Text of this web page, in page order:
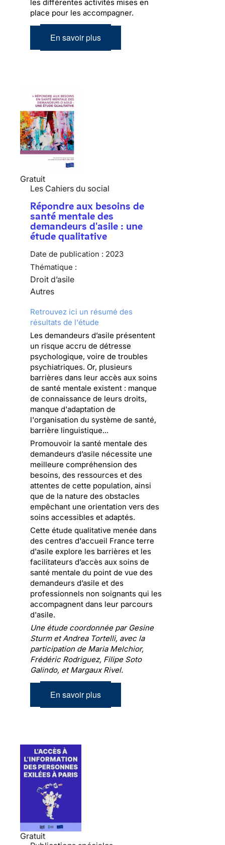
les différentes activités mises en
place pour les accompagner.
En savoir plus
Gratuit
Les Cahiers du social
Répondre aux besoins de
santé mentale des
demandeurs d'asile : une
étude qualitative
Date de publication : 2023
Thématique :
Droit d’asile
Autres
Retrouvez ici un résumé des
résultats de l'étude
Les demandeurs d’asile présentent
un risque accru de détresse
psychologique, voire de troubles
psychiatriques. Or, plusieurs
barrières dans leur accès aux soins
de santé mentale existent : manque
de connaissance de leurs droits,
manque d'adaptation de
l'organisation du système de santé,
barrière linguistique...
Promouvoir la santé mentale des
demandeurs d’asile nécessite une
meilleure compréhension des
besoins, des ressources et des
attentes de cette population, ainsi
que de la nature des obstacles
empêchant une orientation vers des
soins accessibles et adaptés.
Cette étude qualitative menée dans
des centres d'accueil France terre
d'asile explore les barrières et les
facilitateurs d’accès aux soins de
santé mentale du point de vue des
demandeurs d’asile et des
professionnels non soignants qui les
accompagnent dans leur parcours
d'asile.
Une étude coordonnée par Gesine
Sturm et Andrea Tortelli, avec la
participation de Maria Melchior,
Frédéric Rodriguez, Filipe Soto
Galindo, et Margaux Rivel.
En savoir plus
Gratuit